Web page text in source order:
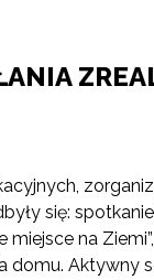
się:
na
domu.